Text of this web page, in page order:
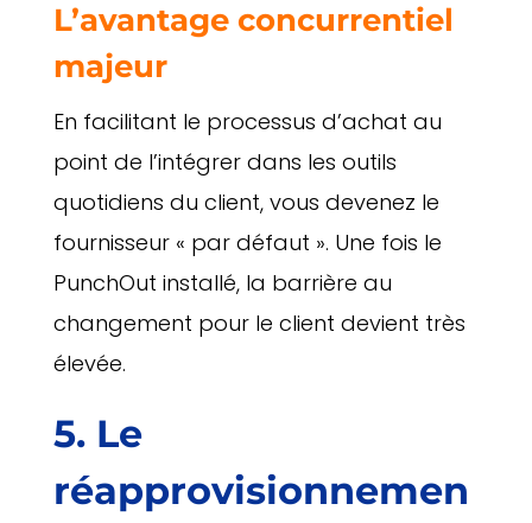
L’avantage concurrentiel
majeur
En facilitant le processus d’achat au
point de l’intégrer dans les outils
quotidiens du client, vous devenez le
fournisseur « par défaut ». Une fois le
PunchOut installé, la barrière au
changement pour le client devient très
élevée.
5. Le
réapprovisionnemen